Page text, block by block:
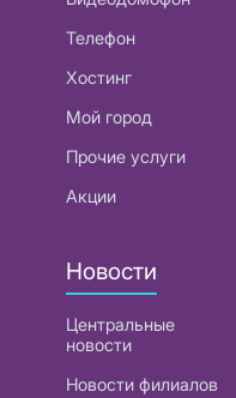
Телефон
Хостинг
Мой город
Прочие услуги
Акции
Новости
Центральные
новости
Новости филиалов